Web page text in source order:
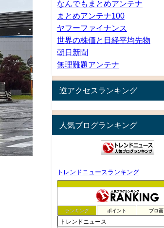
なんでもまとめアンテナ
まとめアンテナ100
ヤフーファイナンス
世界の株価と日経平均先物
朝日新聞
無理難題アンテナ
逆アクセスランキング
人気ブログランキング
トレンドニュースランキング
ランキング ポイント ブロ画